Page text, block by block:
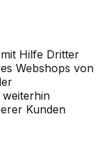
Hilfe Dritter
Webshops von
Kunden
vom
14-11-2025